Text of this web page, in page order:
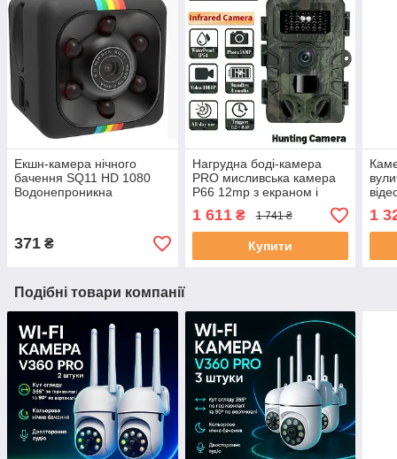
Екшн-камера нічного
бачення SQ11 HD 1080
Водонепроникна
371 ₴
Нагрудна боді-камера
PRO мисливська камера
P66 12mp з екраном і
1 611₴ 1 741 ₴
Купити
1
Подібні товари компанії